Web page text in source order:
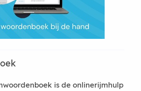
is de onlinerijmhulp